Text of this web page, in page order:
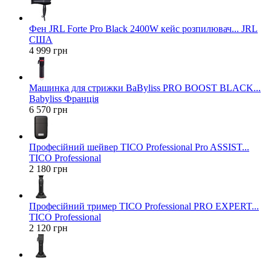
Фен JRL Forte Pro Black 2400W кейс розпилювач... JRL
США
4 999 грн
Машинка для стрижки BaByliss PRO BOOST BLACK...
Babyliss Франція
6 570 грн
Професійний шейвер TICO Professional Pro ASSIST...
TICO Professional
2 180 грн
Професійний тример TICO Professional PRO EXPERT...
TICO Professional
2 120 грн